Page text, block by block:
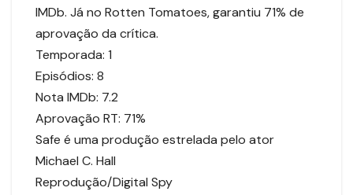
IMDb. Já no Rotten Tomatoes, garantiu 71% de
aprovação da crítica.
Temporada: 1
Episódios: 8
Nota IMDb: 7.2
Aprovação RT: 71%
Safe é uma produção estrelada pelo ator
Michael C. Hall
Reprodução/Digital Spy